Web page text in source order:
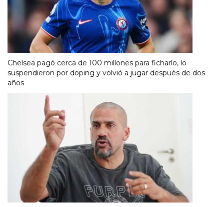
Chelsea pagó cerca de 100 millones para ficharlo, lo
suspendieron por doping y volvió a jugar después de dos
años